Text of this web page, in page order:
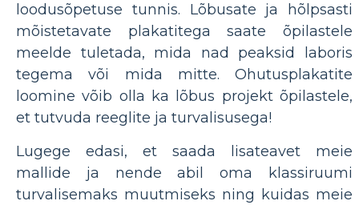
loodusõpetuse tunnis. Lõbusate ja hõlpsasti
mõistetavate plakatitega saate õpilastele
meelde tuletada, mida nad peaksid laboris
tegema või mida mitte. Ohutusplakatite
loomine võib olla ka lõbus projekt õpilastele,
et tutvuda reeglite ja turvalisusega!
Lugege edasi, et saada lisateavet meie
mallide ja nende abil oma klassiruumi
turvalisemaks muutmiseks ning kuidas meie